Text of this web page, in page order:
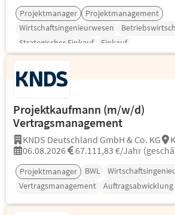
Projektmanager
Projektmanagement
Wirtschaftsingenieurwesen
Strategischer Einkauf
Einkauf
Projektkaufmann (m/w/d)
Vertragsmanagement
KNDS Deutschland GmbH & Co. KG
06.08.2026
67.111,83 €/Jahr
Projektmanager BWL
Vertragsmanagement
Auftragsabwicklung